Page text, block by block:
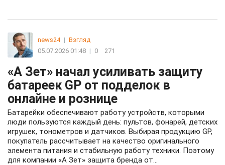
news24 | Взгляд
05.07.2026 01:48 | 0 271
«А Зет» начал усиливать защиту
батареек GP от подделок в
онлайне и рознице
Батарейки обеспечивают работу устройств, которыми
люди пользуются каждый день: пультов, фонарей, детских
игрушек, тонометров и датчиков. Выбирая продукцию GP,
покупатель рассчитывает на качество оригинального
элемента питания и стабильную работу техники. Поэтому
для компании «А Зет» защита бренда от...